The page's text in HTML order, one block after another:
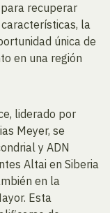
recuperar
la
única de
en una región
liderado por
Meyer, se
y ADN
Altai en Siberia
en la
Esta